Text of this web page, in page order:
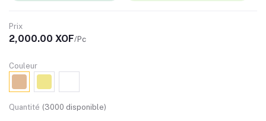
Prix
2,000.00 XOF/Pc
Couleur
Quantité (3000 disponible)